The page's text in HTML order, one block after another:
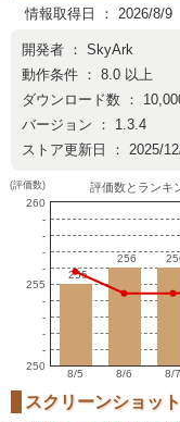
情報取得日 ： 2026/8/9
開発者 ： SkyArk
動作条件 ： 8.0 以上
ダウンロード数 ：
バージョン ： 1.3.4
ストア更新日 ： 2025/
(評価数)
260
-
-
-
-
255
-
-
-
-
250
評価数とランキ
255
255
256
256
8/5 8/6 8/7
スクリーンショット